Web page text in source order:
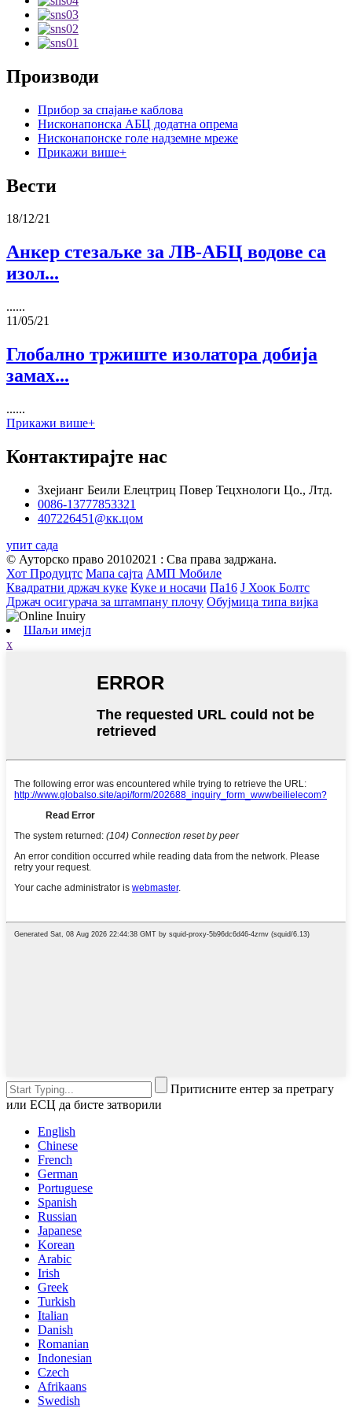
Производи
Прибор за спајање каблова
Нисконапонска АБЦ додатна опрема
Нисконапонске голе надземне мреже
Прикажи више+
Вести
18/12/21
Анкер стезаљке за ЛВ-АБЦ водове са
изол...
......
11/05/21
Глобално тржиште изолатора добија
замах...
......
Прикажи више+
Контактирајте нас
Зхејианг Беили Елецтриц Повер Тецхнологи Цо., Лтд.
0086-13777853321
407226451@кк.цом
упит сада
© Ауторско право 20102021 : Сва права задржана.
Хот Продуцтс Мапа сајта АМП Мобиле
Квадратни држач куке Куке и носачи Па16 Ј Хоок Болтс
Држач осигурача за штампану плочу Обујмица типа вијка
Шаљи имејл
x
Притисните ентер за претрагу
или ЕСЦ да бисте затворили
English
Chinese
French
German
Portuguese
Spanish
Russian
Japanese
Korean
Arabic
Irish
Greek
Turkish
Italian
Danish
Romanian
Indonesian
Czech
Afrikaans
Swedish